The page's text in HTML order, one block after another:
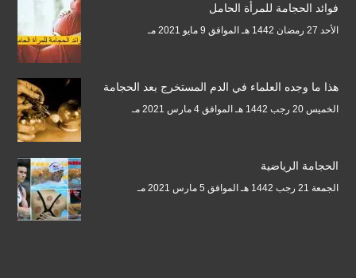
فوائد الحجامة للمرأة الحامل
الأحد 27 رمضان 1442 هـ الموافق 9 مايو 2021 مـ
هذا ما وجده العلماء في الدم المستخرج بعد الحجامة
الخميس 20 رجب 1442 هـ الموافق 4 مارس 2021 مـ
الحجامة الرياضية
الجمعة 21 رجب 1442 هـ الموافق 5 مارس 2021 مـ